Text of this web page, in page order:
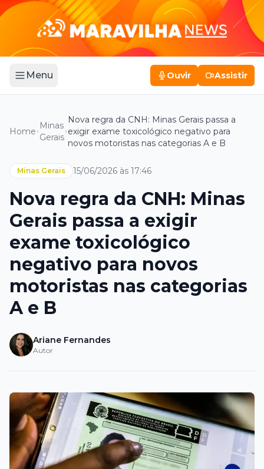
Menu Ouvir Assistir
Home
Minas
Gerais
Nova regra da CNH: Minas Gerais passa a
exigir exame toxicológico negativo para
novos motoristas nas categorias A e B
Minas Gerais 15/06/2026 às 17:46
Nova regra da CNH: Minas
Gerais passa a exigir
exame toxicológico
negativo para novos
motoristas nas categorias
A e B
Ariane Fernandes
Autor